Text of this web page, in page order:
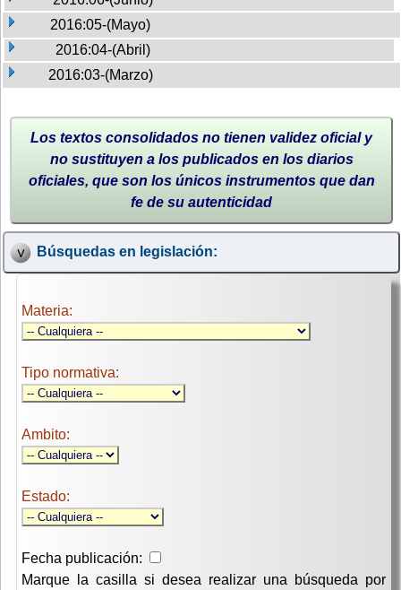
2016:05-(Mayo)
2016:04-(Abril)
2016:03-(Marzo)
Los textos consolidados no tienen validez oficial y
no sustituyen a los publicados en los diarios
oficiales, que son los únicos instrumentos que dan
fe de su autenticidad
Búsquedas en legislación:
Materia:
Tipo normativa:
Ambito:
Estado:
Fecha publicación:
Marque la casilla si desea realizar una búsqueda por